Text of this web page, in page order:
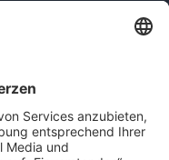
und
Online-